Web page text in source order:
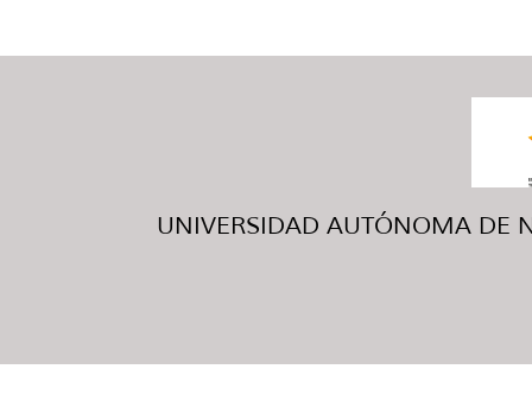
UNIVERSIDAD AUTÓNOMA DE